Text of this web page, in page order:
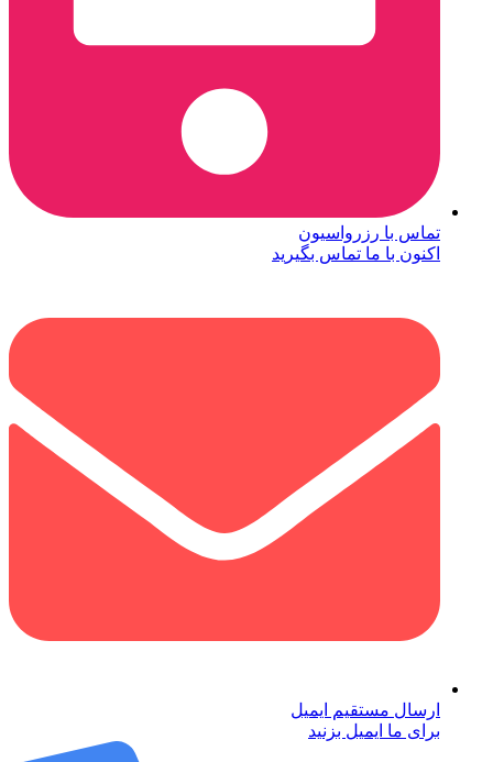
تماس با رزرواسیون
اکنون با ما تماس بگیرید
ارسال مستقیم ایمیل
برای ما ایمیل بزنید